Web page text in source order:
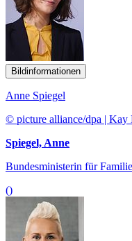
Bildinformationen
Anne Spiegel
© picture alliance/dpa | Kay
Spiegel, Anne
Bundesministerin für
()